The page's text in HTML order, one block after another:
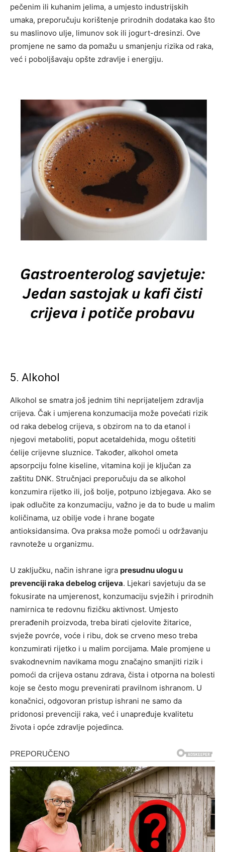
pečenim ili kuhanim jelima, a umjesto industrijskih
umaka, preporučuju korištenje prirodnih dodataka kao što
su maslinovo ulje, limunov sok ili jogurt-dresinzi. Ove
promjene ne samo da pomažu u smanjenju rizika od raka,
već i poboljšavaju opšte zdravlje i energiju.
5. Alkohol
Alkohol se smatra još jednim tihi neprijateljem zdravlja
crijeva. Čak i umjerena konzumacija može povećati rizik
od raka debelog crijeva, s obzirom na to da etanol i
njegovi metaboliti, poput acetaldehida, mogu oštetiti
ćelije crijevne sluznice. Također, alkohol ometa
apsorpciju folne kiseline, vitamina koji je ključan za
zaštitu DNK. Stručnjaci preporučuju da se alkohol
konzumira rijetko ili, još bolje, potpuno izbjegava. Ako se
ipak odlučite za konzumaciju, važno je da to bude u malim
količinama, uz obilje vode i hrane bogate
antioksidansima. Ova praksa može pomoći u održavanju
ravnoteže u organizmu.
U zaključku, način ishrane igra presudnu ulogu u
prevenciji raka debelog crijeva. Ljekari savjetuju da se
fokusirate na umjerenost, konzumaciju svježih i prirodnih
namirnica te redovnu fizičku aktivnost. Umjesto
prerađenih proizvoda, treba birati cjelovite žitarice,
svježe povrće, voće i ribu, dok se crveno meso treba
konzumirati rijetko i u malim porcijama. Male promjene u
svakodnevnim navikama mogu značajno smanjiti rizik i
pomoći da crijeva ostanu zdrava, čista i otporna na bolesti
koje se često mogu prevenirati pravilnom ishranom. U
konačnici, odgovoran pristup ishrani ne samo da
pridonosi prevenciji raka, već i unapređuje kvalitetu
života i opće zdravlje pojedinca.